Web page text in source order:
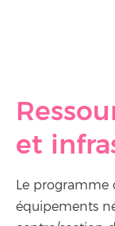
et
Le programme
équipements